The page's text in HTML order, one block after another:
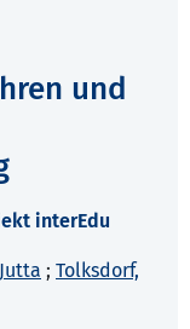
und
interEdu
; Tolksdorf,